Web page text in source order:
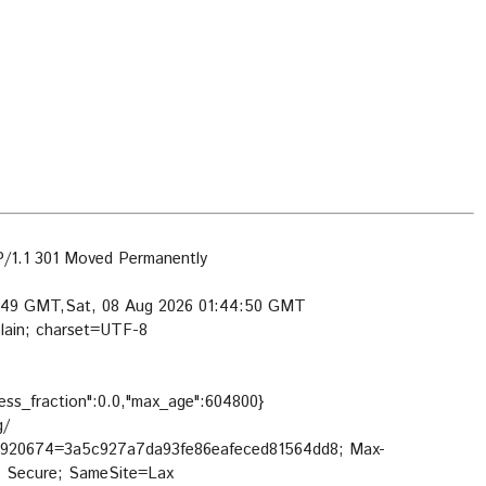
301 Moved Permanently
GMT,Sat, 08 Aug 2026 01:44:50 GMT
charset=UTF-8
Max-
SameSite=Lax